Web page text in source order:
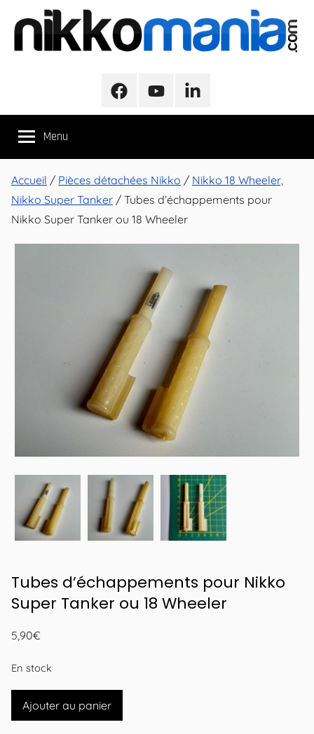
contenu
NikkoMania
Véhicules
Nikko
Evo
Pro-
FacebookYoutubeLinkedIn
Menu
Accueil / Pièces détachées Nikko / Nikko 18 Wheeler,
Nikko Super Tanker / Tubes d’échappements pour
Nikko Super Tanker ou 18 Wheeler
Tubes d’échappements pour Nikko
Super Tanker ou 18 Wheeler
5,90€
En stock
quantité
de
Ajouter au panier